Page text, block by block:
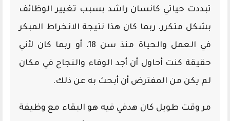
تبددت حياتي كانسان راشد بسبب تغيير الوظائف
بشكل متكرر. ربما كان هذا نتيجة الانخراط المبكر
في العمل والحياة منذ سن 18، أو ربما كان لأني
حقيقة كنت أحاول أن أجد الوفاء والنجاح في مكان
لم يكن من المفترض أن أبحث به عن ذلك.
مر وقت طويل كان هدفي فيه هو البقاء مع وظيفة